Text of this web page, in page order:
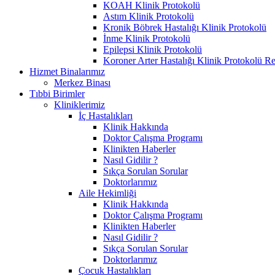
KOAH Klinik Protokolü
Astım Klinik Protokolü
Kronik Böbrek Hastalığı Klinik Protokolü
İnme Klinik Protokolü
Epilepsi Klinik Protokolü
Koroner Arter Hastalığı Klinik Protokolü
Hizmet Binalarımız
Merkez Binası
Tıbbi Birimler
Kliniklerimiz
İç Hastalıkları
Klinik Hakkında
Doktor Çalışma Programı
Klinikten Haberler
Nasıl Gidilir ?
Sıkça Sorulan Sorular
Doktorlarımız
Aile Hekimliği
Klinik Hakkında
Doktor Çalışma Programı
Klinikten Haberler
Nasıl Gidilir ?
Sıkça Sorulan Sorular
Doktorlarımız
Çocuk Hastalıkları